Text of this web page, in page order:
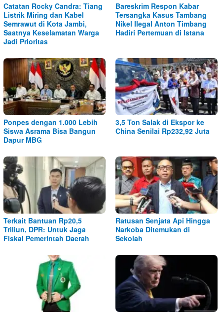
Catatan Rocky Candra: Tiang
Listrik Miring dan Kabel
Semrawut di Kota Jambi,
Saatnya Keselamatan Warga
Jadi Prioritas
Bareskrim Respon Kabar
Tersangka Kasus Tambang
Nikel Ilegal Anton Timbang
Hadiri Pertemuan di Istana
Ponpes dengan 1.000 Lebih
Siswa Asrama Bisa Bangun
Dapur MBG
3,5 Ton Salak di Ekspor ke
China Senilai Rp232,92 Juta
Terkait Bantuan Rp20,5
Triliun, DPR: Untuk Jaga
Fiskal Pemerintah Daerah
Ratusan Senjata Api Hingga
Narkoba Ditemukan di
Sekolah